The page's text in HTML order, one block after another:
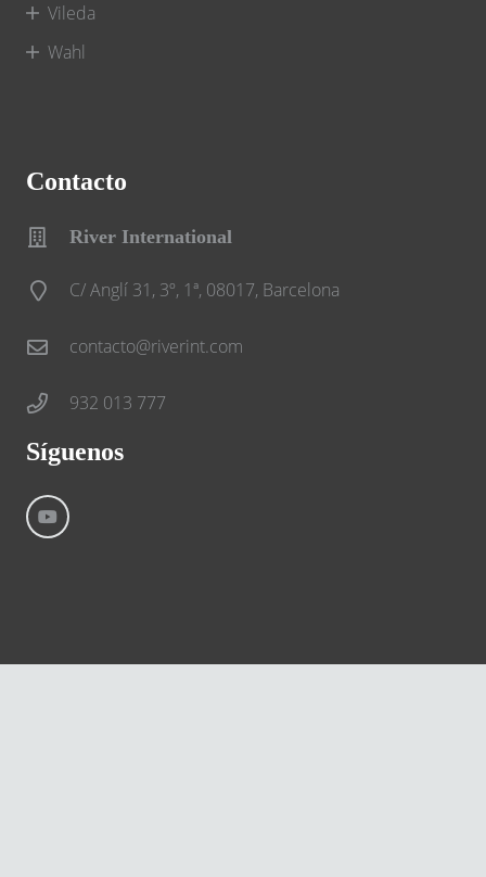
Vileda
Wahl
Contacto
River International
C/ Anglí 31, 3º, 1ª, 08017, Barcelona
contacto@riverint.com
932 013 777
Síguenos